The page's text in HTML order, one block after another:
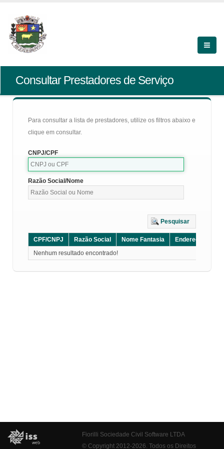
Consultar Prestadores de Serviço
Para consultar a lista de prestadores, utilize os filtros abaixo e
clique em consultar.
CNPJ/CPF
Razão Social/Nome
Pesquisar
CPF/CNPJ Razão Social Nome Fantasia Endereço
Nenhum resultado encontrado!
Fiorilli Sociedade Civil Software LTDA
© Copyright 2012-2026. Todos os Direitos